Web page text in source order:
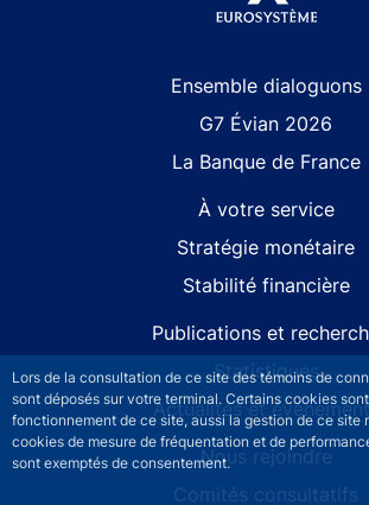
Lors de la consultation de ce site des témoins de
sont déposés sur votre terminal. Certains cookies
fonctionnement de ce site, aussi la gestion de ce site
cookies de mesure de fréquentation et de
sont exemptés de consentement.
Ensemble dialoguons
G7 Évian 2026
La Banque de France
À votre service
Stratégie monétaire
Stabilité financière
Publications et
Statistiques
Actualités et
Nous rejoindre
Comités consultatifs